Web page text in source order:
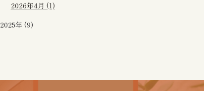
2026年4月 (1)
2025年 (9)